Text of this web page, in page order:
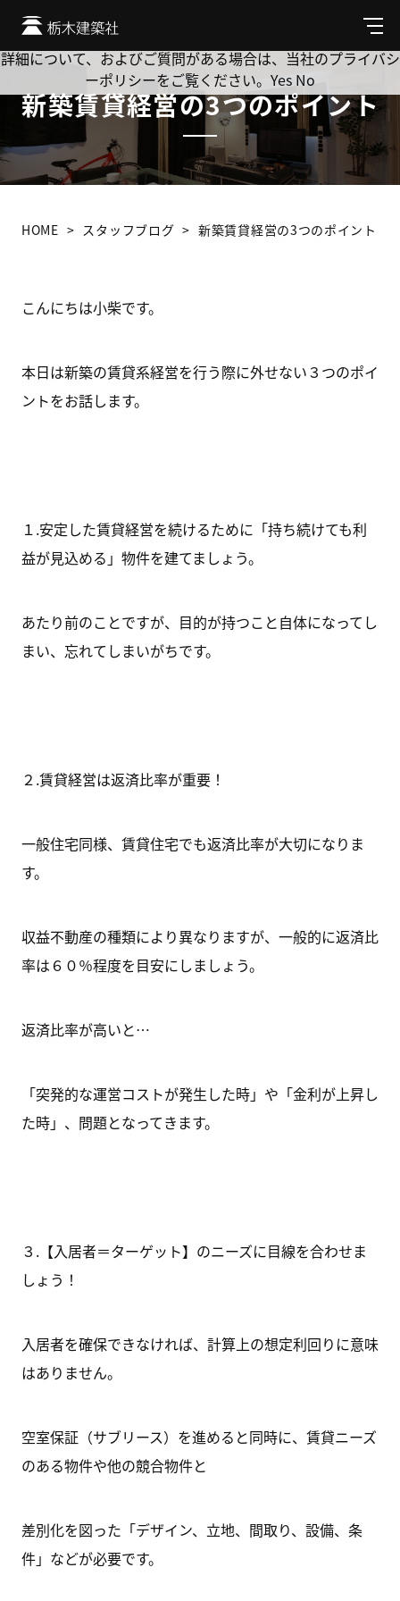
メ
ニ
ュ
新築賃貸経営の3つのポイント
HOME スタッフブログ 新築賃貸経営の3つのポイント
こんにちは小柴です。
本日は新築の賃貸系経営を行う際に外せない３つのポイ
ントをお話します。
１.安定した賃貸経営を続けるために 「持ち続けても利
益が見込める」物件を建てましょう。
あたり前のことですが、目的が持つこと自体になってし
まい、忘れてしまいがちです。
２.賃貸経営は返済比率が重要！
一般住宅同様、賃貸住宅でも返済比率が大切になりま
す。
収益不動産の種類により異なりますが、一般的に返済比
率は６０％程度を目安にしましょう。
返済比率が高いと…
「突発的な運営コストが発生した時」や「金利が上昇し
た時」、問題となってきます。
３.【入居者＝ターゲット】 のニーズに目線を合わせま
しょう！
入居者を確保できなければ、計算上の想定利回りに意味
はありません。
空室保証（サブリース）を進めると同時に、賃貸ニーズ
のある物件や他の競合物件と
差別化を図った「デザイン、立地、間取り、設備、条
件」などが必要です。
Cookie を使用して、お客様の活動を追跡してもよろしいです
か? 当社ではお客様のプライバシーを極めて重視しています。
詳細について、およびご質問がある場合は、当社のプライバシ
ーポリシーをご覧ください。 Yes No